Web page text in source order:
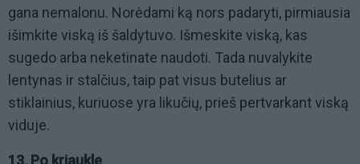
gana nemalonu. Norėdami ką nors padaryti, pirmiausia
išimkite viską iš šaldytuvo. Išmeskite viską, kas
sugedo arba neketinate naudoti. Tada nuvalykite
lentynas ir stalčius, taip pat visus butelius ar
stiklainius, kuriuose yra likučių, prieš pertvarkant viską
viduje.